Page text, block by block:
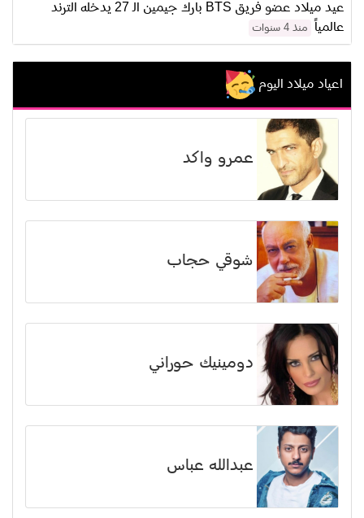
عيد ميلاد عضو فريق BTS بارك جيمين الـ 27 يدخله الترند
عالمياً
منذ 4 سنوات
اعياد ميلاد اليوم
عمرو واكد
شوقي حجاب
دومينيك حوراني
عبدالله عباس